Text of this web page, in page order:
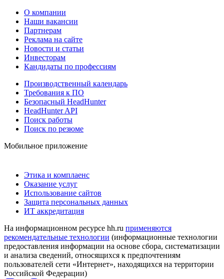
О компании
Наши вакансии
Партнерам
Реклама на сайте
Новости и статьи
Инвесторам
Кандидаты по профессиям
Производственный календарь
Требования к ПО
Безопасный HeadHunter
HeadHunter API
Поиск работы
Поиск по резюме
Мобильное приложение
Этика и комплаенс
Оказание услуг
Использование сайтов
Защита персональных данных
ИТ аккредитация
На информационном ресурсе hh.ru применяются
рекомендательные технологии (информационные технологии
предоставления информации на основе сбора, систематизации
и анализа сведений, относящихся к предпочтениям
пользователей сети «Интернет», находящихся на территории
Российской Федерации)